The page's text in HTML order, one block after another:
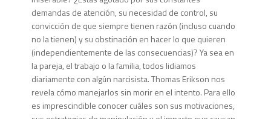
demandas de atención, su necesidad de control, su
convicción de que siempre tienen razón (incluso cuando
no la tienen) y su obstinación en hacer lo que quieren
(independientemente de las consecuencias)? Ya sea en
la pareja, el trabajo o la familia, todos lidiamos
diariamente con algún narcisista. Thomas Erikson nos
revela cómo manejarlos sin morir en el intento. Para ello
es imprescindible conocer cuáles son sus motivaciones,